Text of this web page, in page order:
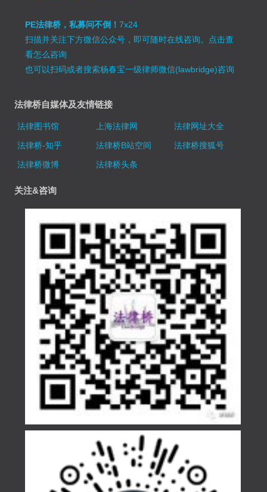
PE法律桥，私募问不倒！7x24
扫描并关注下方微信公众号，即可随时在线咨询。 点击查
看怎么咨询
也可以扫码或者搜索杨春宝一级律师微信(lawbridge)咨询
法律桥自媒体及友情链接
法律图书馆 上海法律网
法律网址大全
法律桥-知乎
法律桥B站空间
法律桥搜狐号
法律桥微博
法律桥头条
关注&咨询